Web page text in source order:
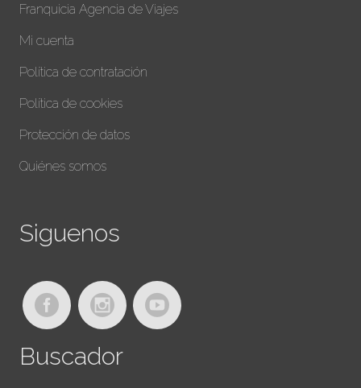
Franquicia Agencia de Viajes
Mi cuenta
Política de contratación
Política de cookies
Protección de datos
Quiénes somos
Siguenos
Buscador